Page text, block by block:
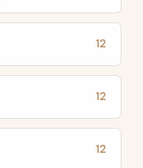
12
12
12